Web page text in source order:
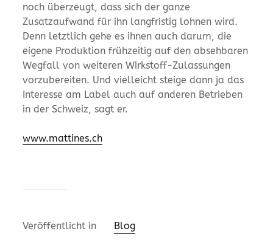
noch überzeugt, dass sich der ganze
Zusatzaufwand für ihn langfristig lohnen wird.
Denn letztlich gehe es ihnen auch darum, die
eigene Produktion frühzeitig auf den absehbaren
Wegfall von weiteren Wirkstoff-Zulassungen
vorzubereiten. Und vielleicht steige dann ja das
Interesse am Label auch auf anderen ­Betrieben
in der Schweiz, sagt er.
www.mattines.ch
Veröffentlicht in Blog